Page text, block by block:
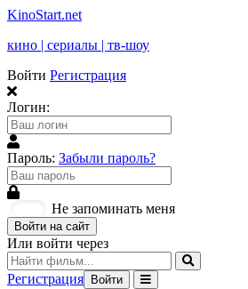
KinoStart.net
кино | сериалы | тв-шоу
Войти Регистрация
Логин:
Пароль: Забыли пароль?
Не запоминать меня
Войти на сайт
Или войти через
Регистрация Войти